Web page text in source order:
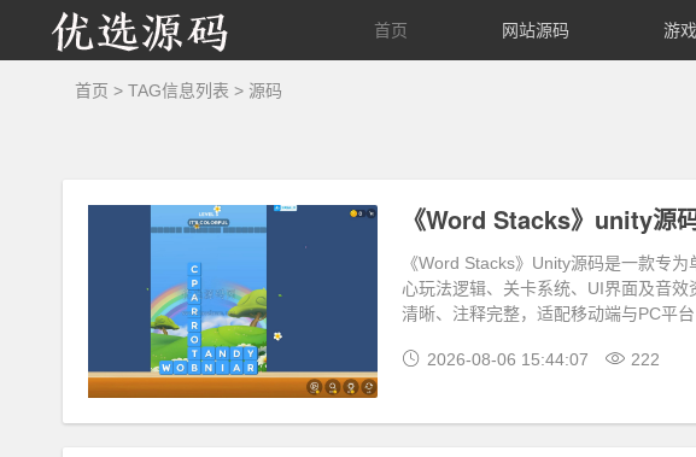
优 首页 网站源码 游
首页 > TAG信息列表 > 源码
《Word Stacks》unity源
《Word Stacks》Unity源码是一款专
心玩法逻辑、关卡系统、UI界面及音
清晰、注释完整，适配移动端与PC平台
2026-08-06 15:44:07 222